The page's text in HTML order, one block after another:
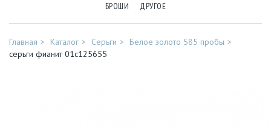
БРОШИ
ДРУГОЕ
Главная Каталог Серьги
Белое золото 585 пробы
серьги фианит 01с125655